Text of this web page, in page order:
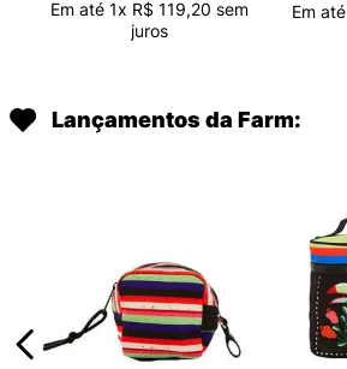
Em até 1x R$ 119,20 sem
juros
Em até
Lançamentos da Farm: